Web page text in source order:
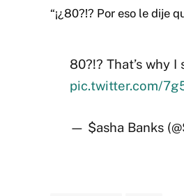
“¡¿80?!? Por eso le dije
80?!? That’s why
pic.twitter.com/
— $asha Banks